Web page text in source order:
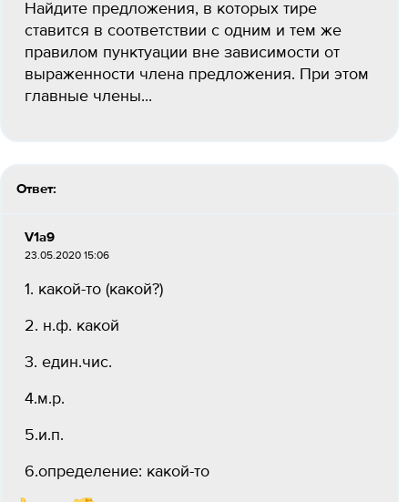
Найдите предложения, в которых тире
ставится в соответствии с одним и тем же
правилом пунктуации вне зависимости от
выраженности члена предложения. При этом
главные члены...
Ответ:
V1a9
23.05.2020 15:06
1. какой-то (какой?)
2. н.ф. какой
3. един.чис.
4.м.р.
5.и.п.
6.определение: какой-то